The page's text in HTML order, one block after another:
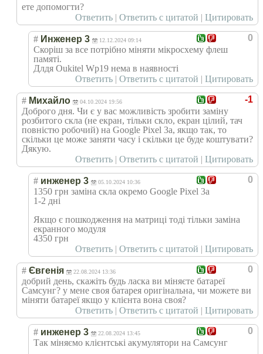
ете допомогти?
Ответить | Ответить с цитатой | Цитировать
0
# Инженер 3 12.12.2024 09:14
Скоріш за все потрібно міняти мікросхему флеш
памяті.
Длдя Oukitel Wp19 нема в наявності
Ответить | Ответить с цитатой | Цитировать
-1
# Михайло 04.10.2024 19:56
Доброго дня. Чи є у вас можливість зробити заміну
розбитого скла (не екран, тільки скло, екран цілий, тач
повністю робочий) на Google Pixel 3a, якщо так, то
скільки це може заняти часу і скільки це буде коштувати?
Дякую.
Ответить | Ответить с цитатой | Цитировать
0
# инженер 3 05.10.2024 10:36
1350 грн заміна скла окремо Google Pixel 3a
1-2 дні
Якщо є пошкодження на матриці тоді тільки заміна
екранного модуля
4350 грн
Ответить | Ответить с цитатой | Цитировать
0
# Євгенія 22.08.2024 13:36
добрий день, скажіть будь ласка ви міняєте батареї
Самсунг? у мене своя батарея оригінальна, чи можете ви
міняти батареї якщо у клієнта вона своя?
Ответить | Ответить с цитатой | Цитировать
0
# инженер 3 22.08.2024 13:45
Так міняємо клієнтські акумулятори на Самсунг